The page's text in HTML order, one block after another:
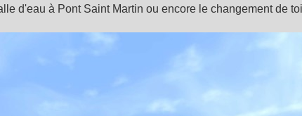
d'eau à Pont Saint Martin ou encore le changement de